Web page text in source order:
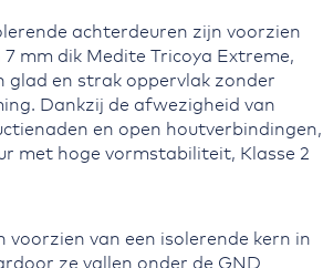
achterdeuren zijn voorzien
mm dik Medite Tricoya Extreme,
glad en strak oppervlak zonder
Dankzij de afwezigheid van
en open houtverbindingen,
met hoge vormstabiliteit, Klasse 2
voorzien van een isolerende kern in
ze vallen onder de GND